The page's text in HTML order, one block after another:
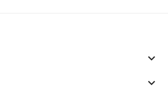
keyboard_arrow_down
keyboard_arrow_down